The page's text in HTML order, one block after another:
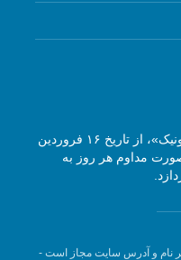
مجله آنلاین موسیقی «گفتگوی هارمونیک»، از تاریخ ۱۶ فروردین
صورت مداوم هر روز به
نام و آدرس سایت مجاز است -